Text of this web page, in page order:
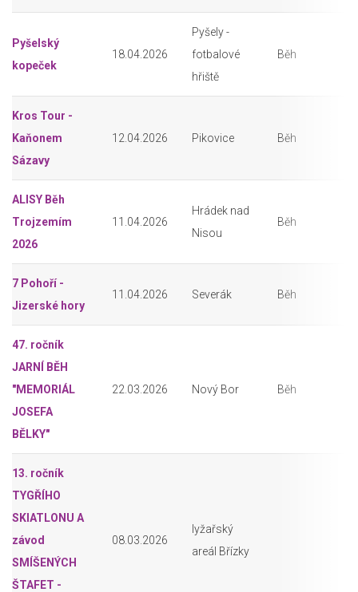
Pyšelský
kopeček
18.04.2026
Pyšely -
fotbalové
hřiště
Běh
Kros Tour -
Kaňonem
Sázavy
12.04.2026 Pikovice Běh
ALISY Běh
Trojzemím
2026
11.04.2026
Hrádek nad
Nisou
Běh
7 Pohoří -
Jizerské hory
11.04.2026 Severák Běh
47. ročník
JARNÍ BĚH
"MEMORIÁL
JOSEFA
BĚLKY"
22.03.2026 Nový Bor Běh
13. ročník
TYGŘÍHO
SKIATLONU A
závod
SMÍŠENÝCH
ŠTAFET -
08.03.2026
lyžařský
areál Břízky